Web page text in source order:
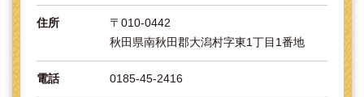
住所
〒010-0442
秋田県南秋田郡大潟村字東1丁目1番地
電話 0185-45-2416